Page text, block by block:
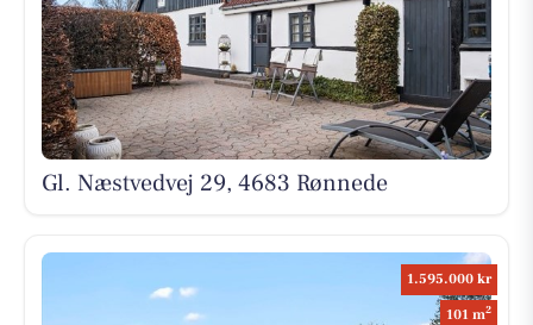
Gl. Næstvedvej 29, 4683 Rønnede
1.595.000 kr
101 m2